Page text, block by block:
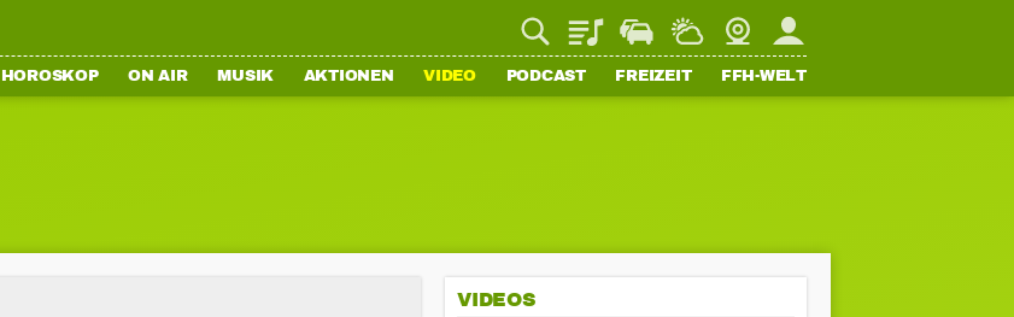
PlaylistStaupilotWetterWebcamMein FFH
HOROSKOP ON AIR MUSIK AKTIONEN VIDEO PODCAST FREIZEIT FFH-WELT
VIDEOS